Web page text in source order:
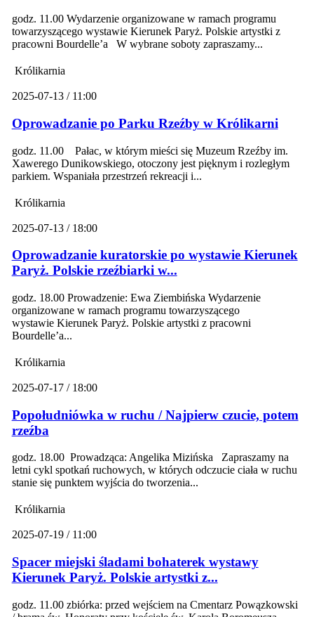
godz. 11.00 Wydarzenie organizowane w ramach programu
towarzyszącego wystawie Kierunek Paryż. Polskie artystki z
pracowni Bourdelle’a W wybrane soboty zapraszamy...
Królikarnia
2025-07-13 / 11:00
Oprowadzanie po Parku Rzeźby w Królikarni
godz. 11.00 Pałac, w którym mieści się Muzeum Rzeźby im.
Xawerego Dunikowskiego, otoczony jest pięknym i rozległym
parkiem. Wspaniała przestrzeń rekreacji i...
Królikarnia
2025-07-13 / 18:00
Oprowadzanie kuratorskie po wystawie Kierunek
Paryż. Polskie rzeźbiarki w...
godz. 18.00 Prowadzenie: Ewa Ziembińska Wydarzenie
organizowane w ramach programu towarzyszącego
wystawie Kierunek Paryż. Polskie artystki z pracowni
Bourdelle’a...
Królikarnia
2025-07-17 / 18:00
Popołudniówka w ruchu / Najpierw czucie, potem
rzeźba
godz. 18.00 Prowadząca: Angelika Mizińska Zapraszamy na
letni cykl spotkań ruchowych, w których odczucie ciała w ruchu
stanie się punktem wyjścia do tworzenia...
Królikarnia
2025-07-19 / 11:00
Spacer miejski śladami bohaterek wystawy
Kierunek Paryż. Polskie artystki z...
godz. 11.00 zbiórka: przed wejściem na Cmentarz Powązkowski